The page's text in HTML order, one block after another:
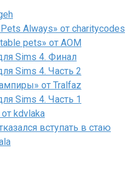
Always» от charitycodes
pets» от AOM
Sims 4. Финал
Sims 4. Часть 2
от Tralfaz
Sims 4. Часть 1
kdvlaka
вступать в стаю